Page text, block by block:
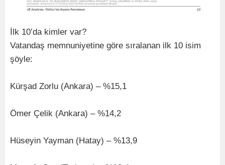
İlk 10’da kimler var?
Vatandaş memnuniyetine göre sıralanan ilk 10 isim
şöyle:
Kürşad Zorlu (Ankara) – %15,1
Ömer Çelik (Ankara) – %14,2
Hüseyin Yayman (Hatay) – %13,9